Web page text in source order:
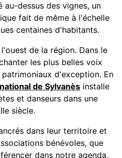
au-dessus des vignes, un
fait de même à l'échelle
centaines d'habitants.
de la région. Dans le
les plus belles voix
d'exception. En
de Sylvanès installe
et danseurs dans une
siècle.
dans leur territoire et
bénévoles, que
dans notre agenda,